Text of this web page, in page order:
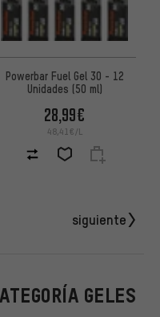
Powerbar Fuel Gel 30 - 12
Unidades (50 ml)
28,99€
48,41€/L
siguiente
GELES